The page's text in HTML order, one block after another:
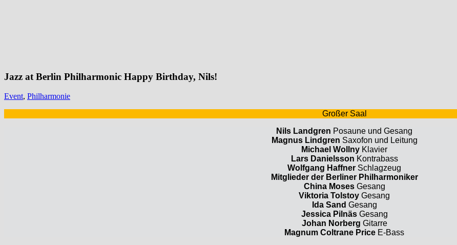
Jazz at Berlin Philharmonic Happy Birthday, Nils!
Event, Philharmonie
Großer Saal
Nils Landgren Posaune und Gesang
Magnus Lindgren Saxofon und Leitung
Michael Wollny Klavier
Lars Danielsson Kontrabass
Wolfgang Haffner Schlagzeug
Mitglieder der Berliner Philharmoniker
China Moses Gesang
Viktoria Tolstoy Gesang
Ida Sand Gesang
Jessica Pilnäs Gesang
Johan Norberg Gitarre
Magnum Coltrane Price E-Bass